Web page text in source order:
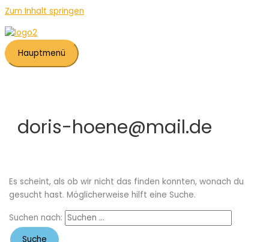
Zum Inhalt springen
Hauptmenü
doris-hoene@mail.de
Es scheint, als ob wir nicht das finden konnten, wonach du
gesucht hast. Möglicherweise hilft eine Suche.
Suchen nach: